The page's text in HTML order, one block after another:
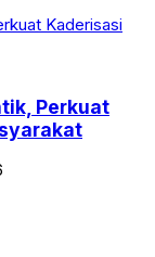
Perkuat